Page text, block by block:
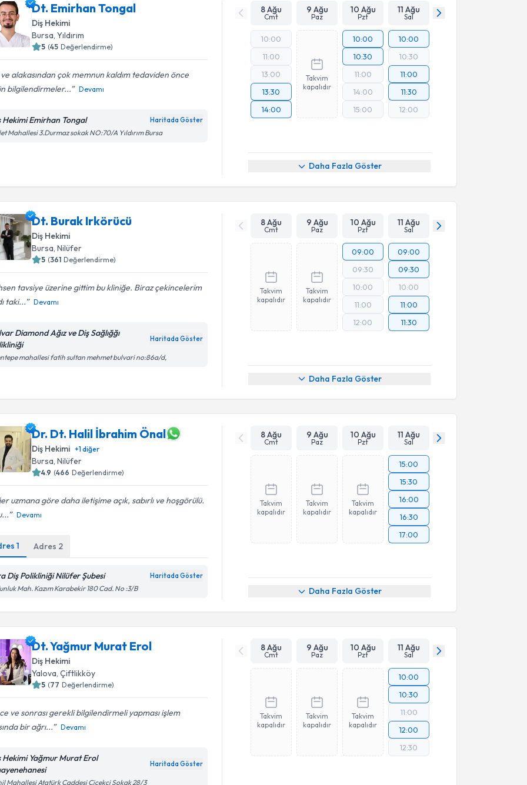
Dt. Emirhan Tongal
Diş Hekimi
Bursa, Yıldırım
5 (45 Değerlendirme)
alakasından çok memnun kaldım tedaviden önce
bilgilendirmeler...
Devamı
Hekimi Emirhan Tongal Haritada Göster
Mahallesi 3.Durmaz sokak NO:70/A Yıldırım Bursa
8 Ağu
Cmt
9 Ağu
Paz
10 Ağu
Pzt
11 Ağu
Sal
10:00
11:00
13:00
13:30
14:00
Takvim
kapalıdır
10:00
10:30
11:00
14:00
15:00
10:00
10:30
11:00
11:30
12:00
Daha Fazla Göster
Dt. Burak Irkörücü
Diş Hekimi
Bursa , Nilüfer
5 (361 Değerlendirme)
tavsiye üzerine gittim bu kliniğe. Biraz çekincelerim
taki...
Devamı
Diamond Ağız ve Diş Sağlığğı
Haritada Göster
mahallesi fatih sultan mehmet bulvari no:86a/d,
8 Ağu
Cmt
9 Ağu
Paz
10 Ağu
Pzt
11 Ağu
Sal
Takvim
kapalıdır
Takvim
kapalıdır
09:00
09:30
10:00
11:00
12:00
09:00
09:30
10:00
11:00
11:30
Daha Fazla Göster
Dr. Dt. Halil İbrahim Önal
Diş Hekimi +1diğer
Bursa, Nilüfer
4.9 (466 Değerlendirme)
uzmana göre daha iletişime açık, sabırlı ve hoşgörülü.
Devamı
1 Adres 2
Diş Polikliniği Nilüfer Şubesi Haritada Göster
Mah. Kazım Karabekir 180 Cad. No :3/B
8 Ağu
Cmt
9 Ağu
Paz
10 Ağu
Pzt
11 Ağu
Sal
Takvim
kapalıdır
Takvim
kapalıdır
Takvim
kapalıdır
15:00
15:30
16:00
16:30
17:00
Daha Fazla Göster
Dt. Yağmur Murat Erol
Diş Hekimi
Yalova , Çiftlikköy
5 (77 Değerlendirme)
ve sonrası gerekli bilgilendirmeli yapması işlem
bir ağrı...
Devamı
Hekimi Yağmur Murat Erol
Haritada Göster
Mahallesi Atatürk Caddesi Çiçekçi Sokak 28/3
8 Ağu
Cmt
9 Ağu
Paz
10 Ağu
Pzt
11 Ağu
Sal
Takvim
kapalıdır
Takvim
kapalıdır
Takvim
kapalıdır
10:00
10:30
11:00
12:00
12:30